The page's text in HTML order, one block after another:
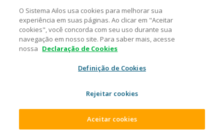
O Sistema Ailos usa cookies para melhorar sua
experiência em suas páginas. Ao clicar em "Aceitar
cookies", você concorda com seu uso durante sua
navegação em nosso site. Para saber mais, acesse
nossa Declaração de Cookies
Definição de Cookies
Rejeitar cookies
Aceitar cookies